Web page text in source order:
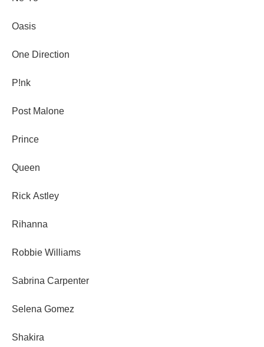
Oasis
One Direction
P!nk
Post Malone
Prince
Queen
Rick Astley
Rihanna
Robbie Williams
Sabrina Carpenter
Selena Gomez
Shakira